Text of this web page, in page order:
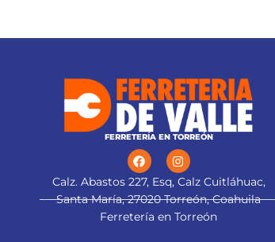
FERRETERÍA EN TORREÓN
Calz. Abastos 227, Esq, Calz Cuitláhuac,
Santa María, 27020 Torreón, Coahuila
Ferretería en Torreón